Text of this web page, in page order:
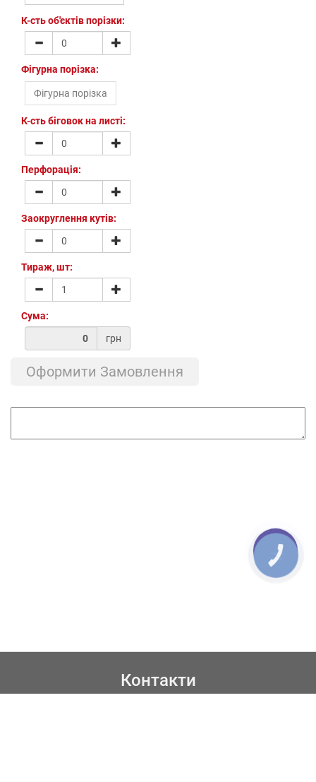
К-сть об'єктів порізки:
Фігурна порізка:
Фігурна порізка
К-сть біговок на листі:
Перфорація:
Заокруглення кутів:
Тираж, шт:
Сума:
грн
Оформити Замовлення
Контакти
КНОПКА
ЗВ'ЯЗКУ